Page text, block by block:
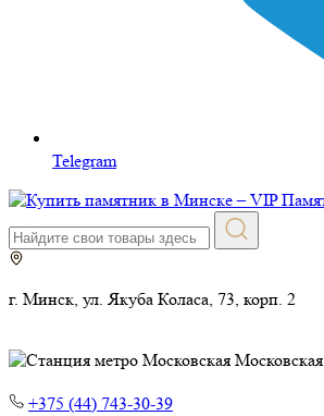
Telegram
г. Минск, ул. Якуба Коласа, 73, корп. 2
Московская
+375 (44) 743-30-39